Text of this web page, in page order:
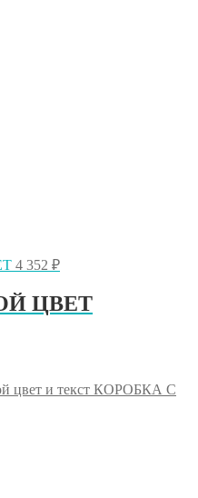
4 352 ₽
ЦВЕТ
КОРОБКА С